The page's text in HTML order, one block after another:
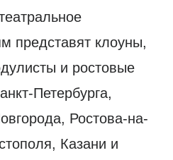
представят клоуны,
и ростовые
Петербурга,
Ростова-на-
Казани и